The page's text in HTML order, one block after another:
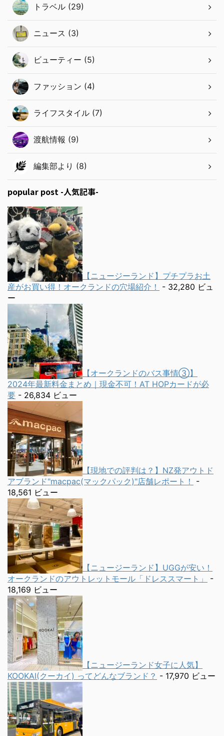
トラベル (29)
ニュース (3)
ビューティー (5)
ファッション (4)
ライフスタイル (7)
渡航情報 (9)
編集部より (8)
popular post -人気記事-
【ニュージーランド】プチプラお土
産がお買い得！オークランドの穴場紹介！
- 32,280 ビュ
ー
【オークランドのバス事情③】
2024年最新料金まとめ｜現金不可！AT HOPカードが必
要 - 26,834 ビュー
【現地での評判は？】NZ発アウトド
アブランド"macpac(マックパック)"店舗レポート！
-
18,561 ビュー
【ニュージーランド】UGGが安い！
オークランドのアウトレットモール「ドレススマート」
-
18,169 ビュー
【ニュージーランド女子に人気】
KOOKAI(クーカイ) ってどんなブランド？ - 17,970 ビュー